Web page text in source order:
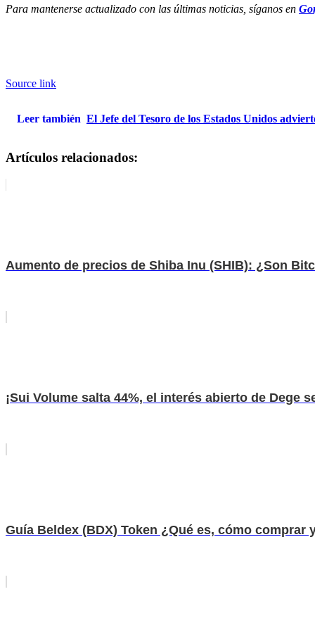
Para mantenerse actualizado con las últimas noticias, síganos en
Source link
Leer también El Jefe del Tesoro de los Estados Unidos
Artículos relacionados:
Aumento de precios de Shiba Inu (SHIB): ¿Son
¡Sui Volume salta 44%, el interés abierto de Dege
Guía Beldex (BDX) Token ¿Qué es, cómo comprar